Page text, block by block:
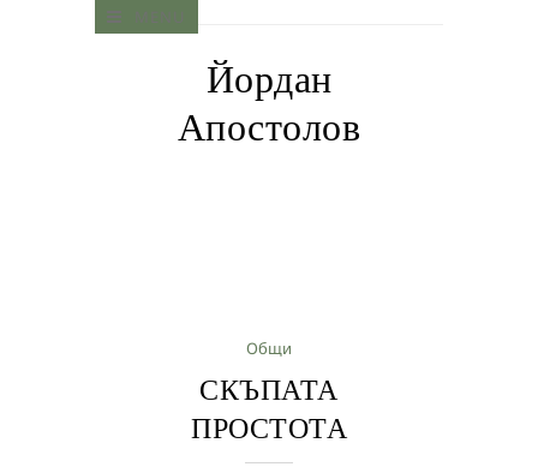
Йордан
Апостолов
Общи
СКЪПАТА
ПРОСТОТА